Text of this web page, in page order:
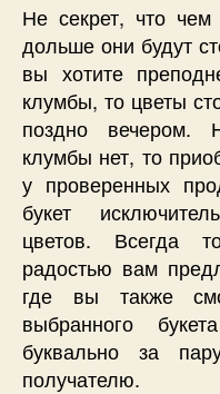
Не секрет, что
дольше они будут
вы хотите
клумбы, то цветы
поздно вечером.
клумбы нет, то
у проверенных
букет
цветов. Всегда
радостью вам
где вы также
выбранного
буквально за
получателю.